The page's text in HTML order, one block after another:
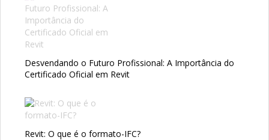
Desvendando o Futuro Profissional: A Importância do
Certificado Oficial em Revit
Revit: O que é o formato-IFC?